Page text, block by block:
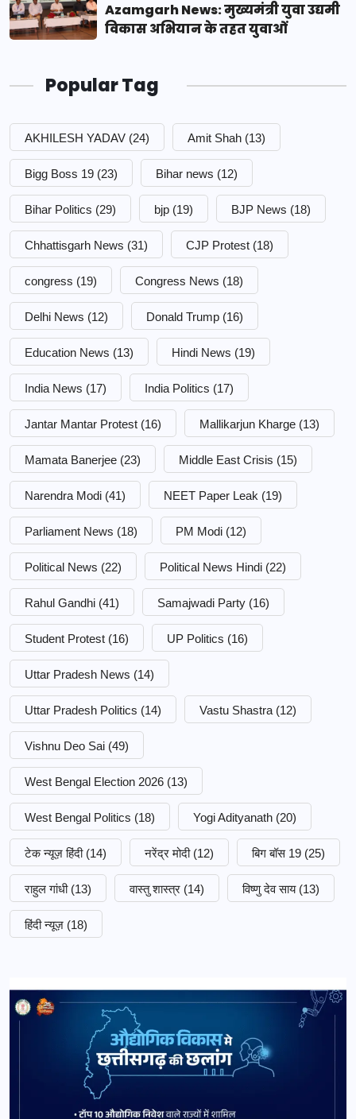
Azamgarh News: मुख्यमंत्री युवा उद्यमी
विकास अभियान के तहत युवाओं
Popular Tag
AKHILESH YADAV (24) Amit Shah (13)
Bigg Boss 19 (23) Bihar news (12)
Bihar Politics (29) bjp (19) BJP News (18)
Chhattisgarh News (31) CJP Protest (18)
congress (19) Congress News (18)
Delhi News (12) Donald Trump (16)
Education News (13) Hindi News (19)
India News (17) India Politics (17)
Jantar Mantar Protest (16) Mallikarjun Kharge (13)
Mamata Banerjee (23) Middle East Crisis (15)
Narendra Modi (41) NEET Paper Leak (19)
Parliament News (18) PM Modi (12)
Political News (22) Political News Hindi (22)
Rahul Gandhi (41) Samajwadi Party (16)
Student Protest (16) UP Politics (16)
Uttar Pradesh News (14)
Uttar Pradesh Politics (14) Vastu Shastra (12)
Vishnu Deo Sai (49)
West Bengal Election 2026 (13)
West Bengal Politics (18) Yogi Adityanath (20)
टेक न्यूज़ हिंदी (14) नरेंद्र मोदी (12) बिग बॉस 19 (25)
राहुल गांधी (13) वास्तु शास्त्र (14) विष्णु देव साय (13)
हिंदी न्यूज़ (18)